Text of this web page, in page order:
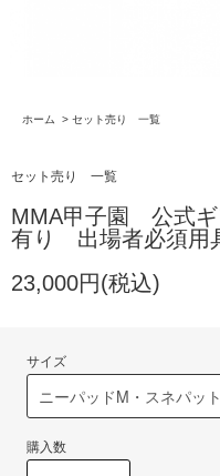
ホーム > セット売り 一覧
セット売り 一覧
MMA甲子園 公式
有り 出場者必須用
23,000円(税込)
サイズ
購入数